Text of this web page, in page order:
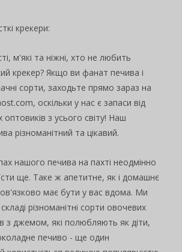
крекери:
м'які та ніжні, хто не любить
крекер? Якщо ви фанат печива і
сорти, заходьте прямо зараз на
оскільки у нас є запаси від
оптовиків з усього світу! Наш
різноманітний та цікавий.
нашого печива на пахті неодмінно
ще. Таке ж апетитне, як і домашнє
має бути у вас вдома. Ми
різноманітні сорти овочевих
з джемом, які полюбляють як діти,
печиво - ще один